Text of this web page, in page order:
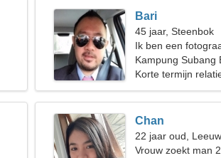
Bari
45 jaar, Steenbok
Ik ben een
nodig
Kampung Subang
Korte termijn
Chan
22 jaar oud, Leeuw
Vrouw zoekt man